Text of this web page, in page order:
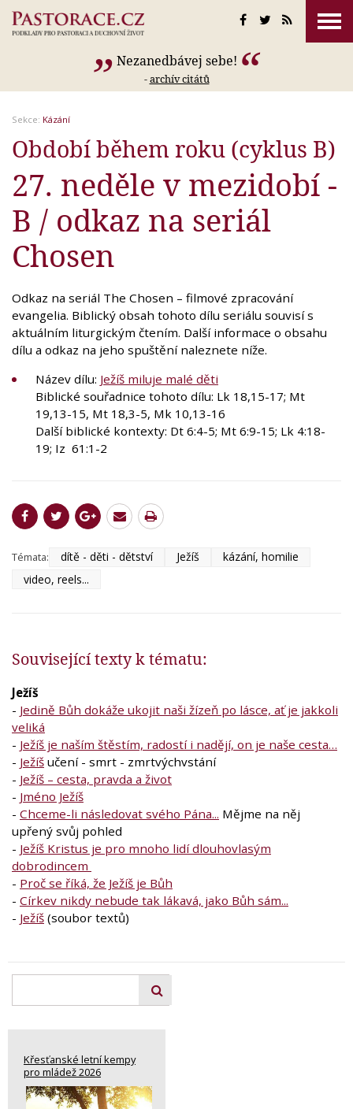
Nezanedbávej sebe!
-archív citátů
Sekce: Kázání
Období během roku (cyklus B)
27. neděle v mezidobí -
B / odkaz na seriál
Chosen
Odkaz na seriál The Chosen – filmové zpracování
evangelia. Biblický obsah tohoto dílu seriálu souvisí s
aktuálním liturgickým čtením. Další informace o obsahu
dílu a odkaz na jeho spuštění naleznete níže.
Název dílu: Ježíš miluje malé děti
Biblické souřadnice tohoto dílu: Lk 18,15-17; Mt
19,13-15, Mt 18,3-5, Mk 10,13-16
Další biblické kontexty: Dt 6:4-5; Mt 6:9-15; Lk 4:18-
19; Iz 61:1-2
Témata: dítě - děti - dětství Ježíš
kázání, homilie
video, reels...
Související texty k tématu:
Ježíš
- Jedině Bůh dokáže ukojit naši žízeň po lásce, ať je jakkoli
veliká
- Ježíš je naším štěstím, radostí i nadějí, on je naše cesta…
- Ježíš učení - smrt - zmrtvýchvstání
- Ježíš – cesta, pravda a život
- Jméno Ježíš
- Chceme-li následovat svého Pána... Mějme na něj
upřený svůj pohled
- Ježíš Kristus je pro mnoho lidí dlouhovlasým
dobrodincem
- Proč se říká, že Ježíš je Bůh
- Církev nikdy nebude tak lákavá, jako Bůh sám...
- Ježíš (soubor textů)
Křesťanské letní kempy
pro mládež 2026